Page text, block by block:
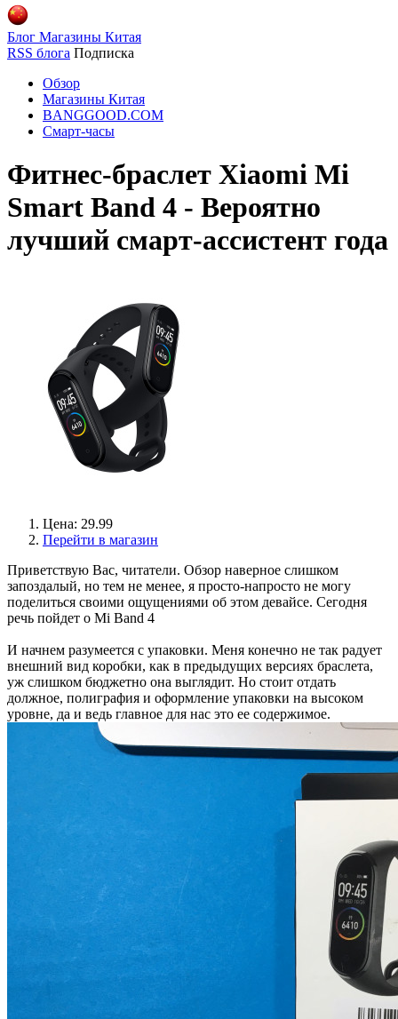
Блог Магазины Китая
RSS блога Подписка
Обзор
Магазины Китая
BANGGOOD.COM
Смарт-часы
Фитнес-браслет Xiaomi Mi
Smart Band 4 - Вероятно
лучший смарт-ассистент года
Цена: 29.99
Перейти в магазин
Приветствую Вас, читатели. Обзор наверное слишком
запоздалый, но тем не менее, я просто-напросто не могу
поделиться своими ощущениями об этом девайсе. Сегодня
речь пойдет о Mi Band 4
И начнем разумеется с упаковки. Меня конечно не так радует
внешний вид коробки, как в предыдущих версиях браслета,
уж слишком бюджетно она выглядит. Но стоит отдать
должное, полиграфия и оформление упаковки на высоком
уровне, да и ведь главное для нас это ее содержимое.